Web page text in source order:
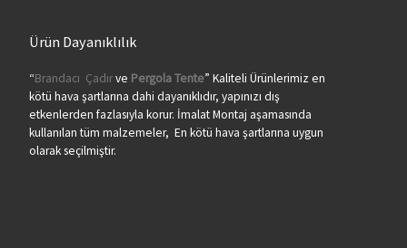
Ürün Dayanıklılık
“Brandacı Çadırve PergolaTente” Kaliteli Ürünlerimiz en
kötü hava şartlarına dahi dayanıklıdır, yapınızı dış
etkenlerden fazlasıyla korur. İmalat Montaj aşamasında
kullanılan tüm malzemeler, En kötü hava şartlarına uygun
olarak seçilmiştir.